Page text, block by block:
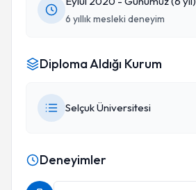
6 yıllık mesleki deneyim
Diploma Aldığı Kurum
Selçuk Üniversitesi
Deneyimler